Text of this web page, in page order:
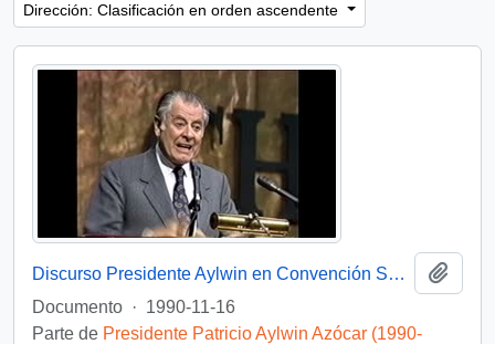
Dirección: Clasificación en orden ascendente
Discurso Presidente Aylwin en Convención Santiago: Video
Documento · 1990-11-16
Parte de Presidente Patricio Aylwin Azócar (1990-